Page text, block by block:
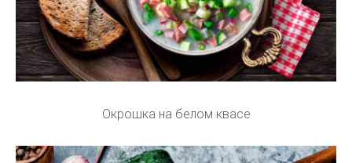
Окрошка на белом квасе